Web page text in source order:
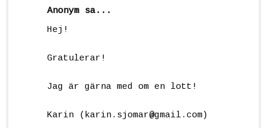
Anonym sa...
Hej!
Gratulerar!
Jag är gärna med om en lott!
Karin (karin.sjomar@gmail.com)